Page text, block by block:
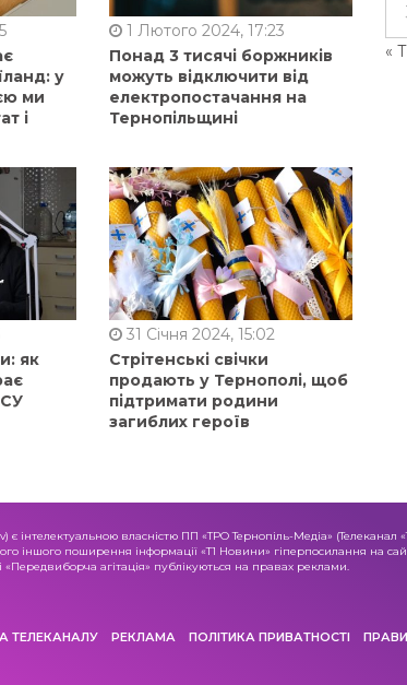
у
ми
і
1 Лютого 2024, 17:23
Понад 3 тисячі боржників
можуть відключити від
електропостачання на
Тернопільщині
як
31 Січня 2024, 15:02
Стрітенські свічки
продають у Тернополі, щоб
підтримати родини
загиблих героїв
«
є інтелектуальною власністю ПП «ТРО Тернопіль-Медіа» (Телеканал
іншого поширення інформації «Т1 Новини» гіперпосилання на
агітація» публікуються на правах реклами.
ТЕЛЕКАНАЛУ РЕКЛАМА ПОЛІТИКА ПРИВАТНОСТІ